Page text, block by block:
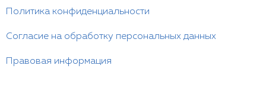
Политика конфиденциальности
Согласие на обработку персональных данных
Правовая информация